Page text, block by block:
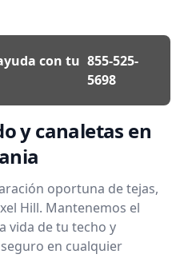
con tu 855-525-
5698
y canaletas en
oportuna de tejas,
Hill. Mantenemos el
vida de tu techo y
en cualquier